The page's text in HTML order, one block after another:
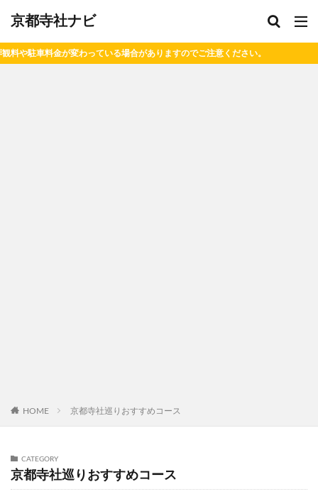
京都寺社ナビ
すのでご注意ください。
HOME 京都寺社巡りおすすめコース
CATEGORY
京都寺社巡りおすすめコース